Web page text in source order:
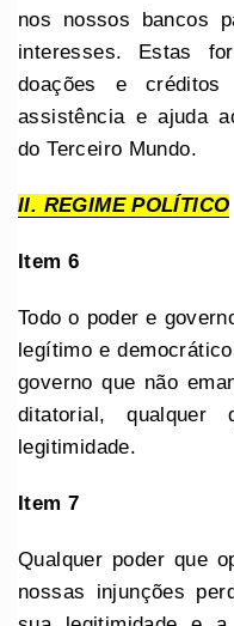
nos nossos bancos
interesses. Estas
doações e
assistência e ajuda
do Terceiro Mundo.
II. REGIME POLÍTICO
Item 6
Todo o poder e
legítimo e
governo que não
ditatorial,
legitimidade.
Item 7
Qualquer poder que
nossas injunções